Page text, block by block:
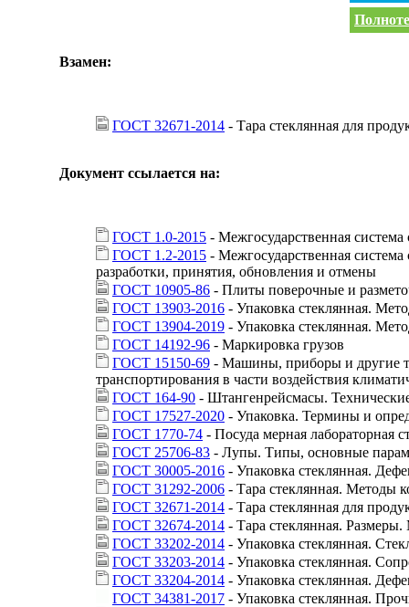
Взамен:
ГОСТ 32671-2014 - Тара стеклянная для
Документ ссылается на:
ГОСТ 1.0-2015 - Межгосударственная
ГОСТ 1.2-2015 - Межгосударственная
разработки, принятия, обновления и отмены
ГОСТ 10905-86 - Плиты поверочные и
ГОСТ 13903-2016 - Упаковка стеклянная.
ГОСТ 13904-2019 - Упаковка стеклянная.
ГОСТ 14192-96 - Маркировка грузов
ГОСТ 15150-69 - Машины, приборы и другие
транспортирования в части воздействия
ГОСТ 164-90 - Штангенрейсмасы.
ГОСТ 17527-2020 - Упаковка. Термины и
ГОСТ 1770-74 - Посуда мерная лабораторная
ГОСТ 25706-83 - Лупы. Типы, основные
ГОСТ 30005-2016 - Упаковка стеклянная.
ГОСТ 31292-2006 - Тара стеклянная. Методы
ГОСТ 32671-2014 - Тара стеклянная для
ГОСТ 32674-2014 - Тара стеклянная.
ГОСТ 33202-2014 - Упаковка стеклянная.
ГОСТ 33203-2014 - Упаковка стеклянная.
ГОСТ 33204-2014 - Упаковка стеклянная.
ГОСТ 34381-2017 - Упаковка стеклянная.